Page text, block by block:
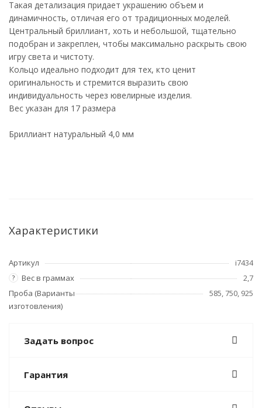
Такая детализация придает украшению объем и
динамичность, отличая его от традиционных моделей.
Центральный бриллиант, хоть и небольшой, тщательно
подобран и закреплен, чтобы максимально раскрыть свою
игру света и чистоту.
Кольцо идеально подходит для тех, кто ценит
оригинальность и стремится выразить свою
индивидуальность через ювелирные изделия.
Вес указан для 17 размера
Бриллиант натуральный 4,0 мм
Характеристики
Артикул i7434
? Вес в граммах
2,7
Проба (Варианты
изготовления)
585, 750, 925
Задать вопрос
Гарантия